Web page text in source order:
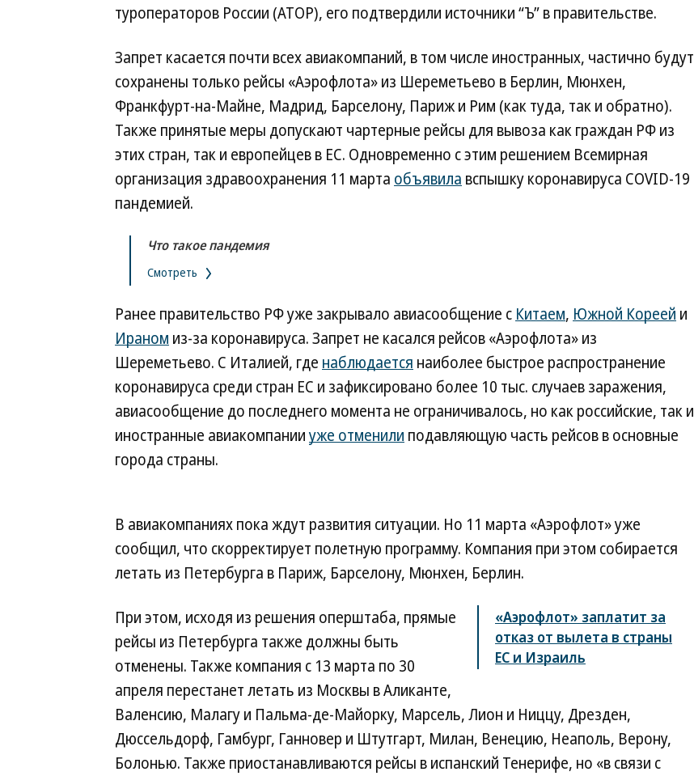
туроператоров России (АТОР), его подтвердили источники “Ъ” в правительстве.
Запрет касается почти всех авиакомпаний, в том числе иностранных, частично будут
сохранены только рейсы «Аэрофлота» из Шереметьево в Берлин, Мюнхен,
Франкфурт-на-Майне, Мадрид, Барселону, Париж и Рим (как туда, так и обратно).
Также принятые меры допускают чартерные рейсы для вывоза как граждан РФ из
этих стран, так и европейцев в ЕС. Одновременно с этим решением Всемирная
организация здравоохранения 11 марта объявила вспышку коронавируса COVID-19
пандемией.
Что такое пандемия
Смотреть
Ранее правительство РФ уже закрывало авиасообщение с Китаем, Южной Кореей и
Ираном из-за коронавируса. Запрет не касался рейсов «Аэрофлота» из
Шереметьево. С Италией, где наблюдается наиболее быстрое распространение
коронавируса среди стран ЕС и зафиксировано более 10 тыс. случаев заражения,
авиасообщение до последнего момента не ограничивалось, но как российские, так и
иностранные авиакомпанииуже отменили подавляющую часть рейсов в основные
города страны.
В авиакомпаниях пока ждут развития ситуации. Но 11 марта «Аэрофлот» уже
сообщил, что скорректирует полетную программу. Компания при этом собирается
летать из Петербурга в Париж, Барселону, Мюнхен, Берлин.
«Аэрофлот» заплатит за
отказ от вылета в страны
ЕС и Израиль
При этом, исходя из решения оперштаба, прямые
рейсы из Петербурга также должны быть
отменены. Также компания с 13 марта по 30
апреля перестанет летать из Москвы в Аликанте,
Валенсию, Малагу и Пальма-де-Майорку, Марсель, Лион и Ниццу, Дрезден,
Дюссельдорф, Гамбург, Ганновер и Штутгарт, Милан, Венецию, Неаполь, Верону,
Болонью. Также приостанавливаются рейсы в испанский Тенерифе, но «в связи с